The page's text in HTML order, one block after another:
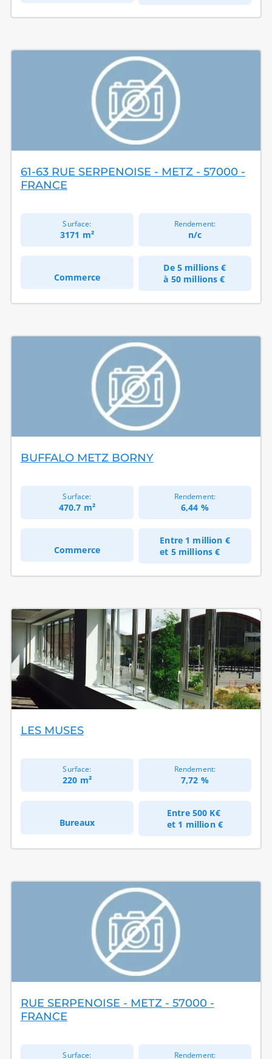
61-63 RUE SERPENOISE - METZ - 57000 -
FRANCE
Surface:
3171 m²
Rendement:
n/c
Commerce
De 5 millions €
à 50 millions €
BUFFALO METZ BORNY
Surface:
470.7 m²
Rendement:
6,44 %
Commerce
Entre 1 million €
et 5 millions €
LES MUSES
Surface:
220 m²
Rendement:
7,72 %
Bureaux
Entre 500 K€
et 1 million €
RUE SERPENOISE - METZ - 57000 -
FRANCE
Surface: Rendement: